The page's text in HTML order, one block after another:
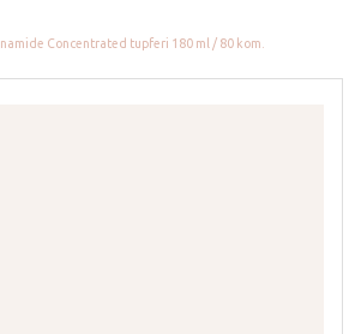
Concentrated tupferi 180 ml / 80 kom.